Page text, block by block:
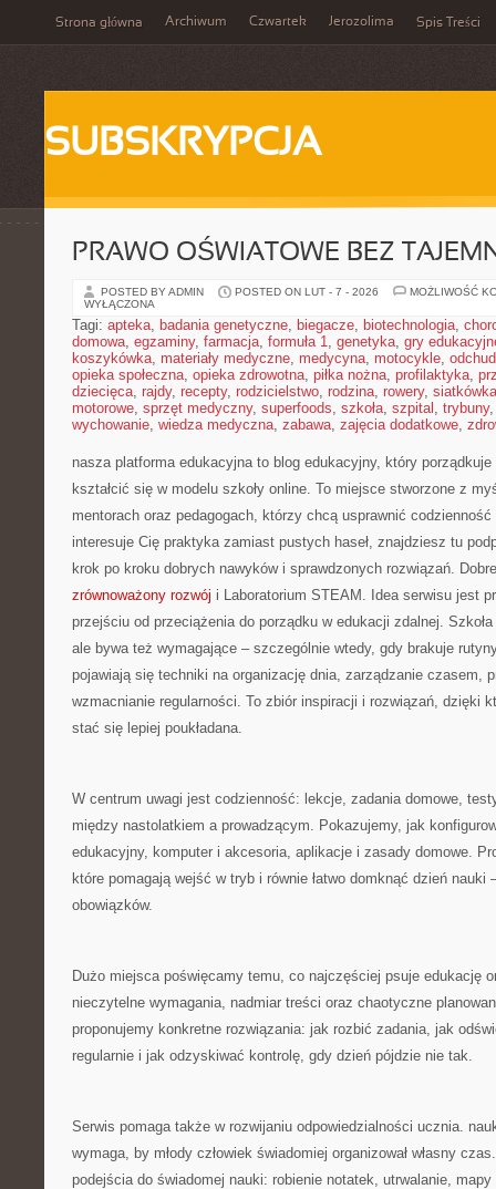
Strona główna Archiwum Czwartek Jerozolima Spis Treści
SUBSKRYPCJA
PRAWO OŚWIATOWE BEZ
POSTED BY ADMIN POSTED ON LUT - 7 - 2026
MOŻLIWOŚĆ
WYŁĄCZONA
Tagi: apteka, badania genetyczne, biegacze, biotechnologia,
domowa, egzaminy, farmacja, formuła 1, genetyka, gry
koszykówka, materiały medyczne, medycyna, motocykle,
opieka społeczna, opieka zdrowotna, piłka nożna, profilaktyka,
dziecięca, rajdy, recepty, rodzicielstwo, rodzina, rowery, siatkówka
motorowe, sprzęt medyczny, superfoods, szkoła, szpital , trybuny
wychowanie, wiedza medyczna, zabawa, zajęcia dodatkowe,
nasza platforma edukacyjna to blog edukacyjny, który
kształcić się w modelu szkoły online. To miejsce stworzone z
mentorach oraz pedagogach, którzy chcą usprawnić
interesuje Cię praktyka zamiast pustych haseł, znajdziesz tu
krok po kroku dobrych nawyków i sprawdzonych rozwiązań.
zrównoważony rozwój i Laboratorium STEAM. Idea serwisu jest
przejściu od przeciążenia do porządku w edukacji zdalnej.
ale bywa też wymagające – szczególnie wtedy, gdy brakuje
pojawiają się techniki na organizację dnia, zarządzanie czasem,
wzmacnianie regularności. To zbiór inspiracji i rozwiązań, dzięki
stać się lepiej poukładana.
W centrum uwagi jest codzienność: lekcje, zadania domowe,
między nastolatkiem a prowadzącym. Pokazujemy, jak
edukacyjny, komputer i akcesoria, aplikacje i zasady domowe.
które pomagają wejść w tryb i równie łatwo domknąć dzień nauki
obowiązków.
Dużo miejsca poświęcamy temu, co najczęściej psuje edukację
nieczytelne wymagania, nadmiar treści oraz chaotyczne
proponujemy konkretne rozwiązania: jak rozbić zadania, jak
regularnie i jak odzyskiwać kontrolę, gdy dzień pójdzie nie tak.
Serwis pomaga także w rozwijaniu odpowiedzialności ucznia.
wymaga, by młody człowiek świadomiej organizował własny
podejścia do świadomej nauki: robienie notatek, utrwalanie,